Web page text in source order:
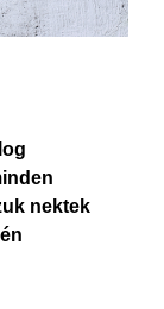
nektek